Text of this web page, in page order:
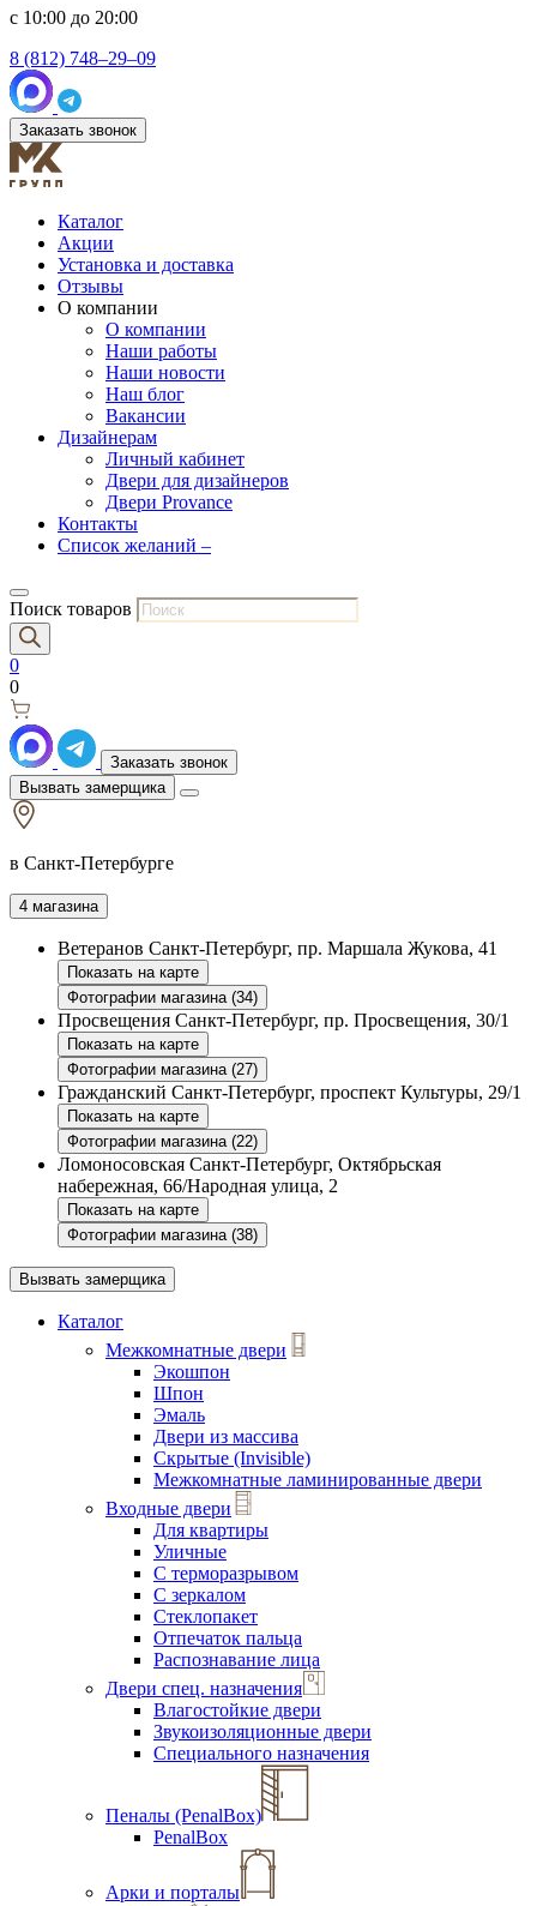
с 10:00 до 20:00
8 (812) 748–29–09
Заказать звонок
Каталог
Акции
Установка и доставка
Отзывы
О компании
О компании
Наши работы
Наши новости
Наш блог
Вакансии
Дизайнерам
Личный кабинет
Двери для дизайнеров
Двери Provance
Контакты
Список желаний –
Поиск товаров
0
0
Заказать звонок
Вызвать замерщика
в Санкт-Петербурге
4 магазина
Ветеранов Санкт-Петербург, пр. Маршала Жукова, 41
Показать на карте
Фотографии магазина (34)
Просвещения Санкт-Петербург, пр. Просвещения, 30/1
Показать на карте
Фотографии магазина (27)
Гражданский Санкт-Петербург, проспект Культуры, 29/1
Показать на карте
Фотографии магазина (22)
Ломоносовская Санкт-Петербург, Октябрьская
набережная, 66/Народная улица, 2
Показать на карте
Фотографии магазина (38)
Вызвать замерщика
Каталог
Межкомнатные двери
Экошпон
Шпон
Эмаль
Двери из массива
Скрытые (Invisible)
Межкомнатные ламинированные двери
Входные двери
Для квартиры
Уличные
С терморазрывом
С зеркалом
Стеклопакет
Отпечаток пальца
Распознавание лица
Двери спец. назначения
Влагостойкие двери
Звукоизоляционные двери
Специального назначения
Пеналы (PenalBox)
PenalBox
Арки и порталы